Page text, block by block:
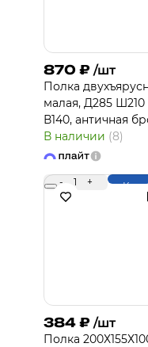
870 ₽ /шт
Полка
малая, Д285 Ш210
В140, античная
В наличии (8)
- 1 +
384 ₽ /шт
Полка